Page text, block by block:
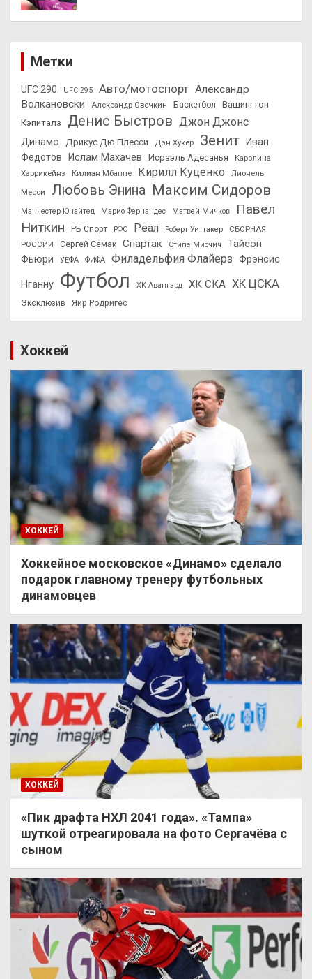
Метки
UFC 290 UFC 295 Авто/мотоспорт Александр
Волкановски
Александр Овечкин Баскетбол
Вашингтон
Кэпиталз
Денис Быстров Джон Джонс
Динамо Дрикус Дю Плесси Дэн Хукер Зенит Иван
Федотов
Ислам Махачев Исраэль Адесанья
Каролина
Харрикейнз
Килиан Мбаппе Кирилл Куценко
Лионель
Месси
Любовь Энина Максим Сидоров
Манчестер Юнайтед Марио Фернандес Матвей Мичков
Павел
Ниткин
РБ Спорт РФС Реал Роберт Уиттакер
СБОРНАЯ
РОССИИ
Сергей Семак Спартак Стипе Миочич
Тайсон
Фьюри
УЕФА ФИФА Филадельфия Флайерз Фрэнсис
Нганну Футбол ХК Авангард ХК СКА ХК ЦСКА
Эксклюзив Яир Родригес
Хоккей
ХОККЕЙ
Хоккейное московское «Динамо» сделало
подарок главному тренеру футбольных
динамовцев
ХОККЕЙ
«Пик драфта НХЛ 2041 года». «Тампа»
шуткой отреагировала на фото Сергачёва с
сыном